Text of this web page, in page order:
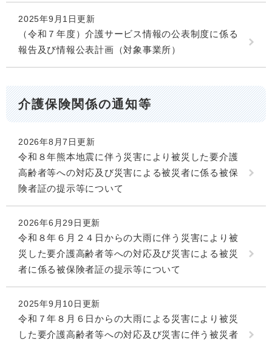
2025年9月1日更新
（令和７年度）介護サービス情報の公表制度に係る
報告及び情報公表計画（対象事業所）
介護保険関係の通知等
2026年8月7日更新
令和８年熊本地震に伴う災害により被災した要介護
高齢者等への対応及び災害による被災者に係る被保
険者証の提示等について
2026年6月29日更新
令和８年６月２４日からの大雨に伴う災害により被
災した要介護高齢者等への対応及び災害による被災
者に係る被保険者証の提示等について
2025年9月10日更新
令和７年８月６日からの大雨による災害により被災
した要介護高齢者等への対応及び災害に伴う被災者